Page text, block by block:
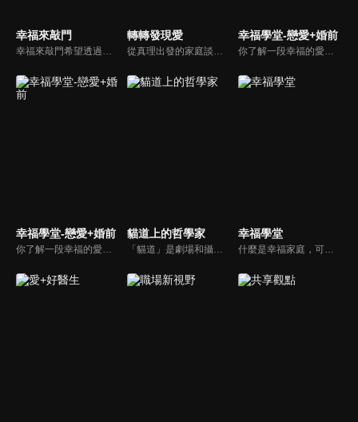
幸福來敲門 轉轉發現愛 幸福學堂-戀愛+婚前
你了解一段幸福的愛情是如何發展出來的嗎？你對你心中那一個對象，到底是愛還是喜歡？難道喜歡跟愛差距很大嗎？讓我們的大師來消除你心中的疑惑。
幸福學堂-戀愛+婚前
你了解一段幸福的愛情是如何發展出來的嗎？你對你心中那一個對象，到底是愛還是喜歡？難道喜歡跟愛差距很大嗎？讓我們的大師來消除你心中的疑惑。
貓道上的哲學家
「貓道」是劇場和攝影棚的象徵，而孩子是天生的哲學家，他們進入攝影棚中的小劇場思考、對話，並且從貓道上看下來，總是會有不同視角，故片名為《貓道上的哲學家》，在GOOD TV播出。
幸福學堂
什麼是幸福家庭，可能很多人會覺得「幸福家庭」是天方夜譚，在這一集當中，簡老師要告訴您，如何跨越婚姻的顛簸之路，建立幸福家庭，且根據他多年輔導經驗，歸類出幸福家庭的特質，讓幸福家庭不是再是虛假的口號，而是能夠真實落實在生活當中。